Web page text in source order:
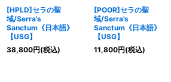
[HPLD]セラの聖
域/Serra's
Sanctum《日本語》
【USG】
38,800円(税込)
[POOR]セラの聖
域/Serra's
Sanctum《日本語》
【USG】
11,800円(税込)